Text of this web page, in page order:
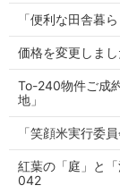
「便利な田舎暮
価格を変更しま
To-240物件ご成
地」
「笑顔米実行委
紅葉の「庭」と
042